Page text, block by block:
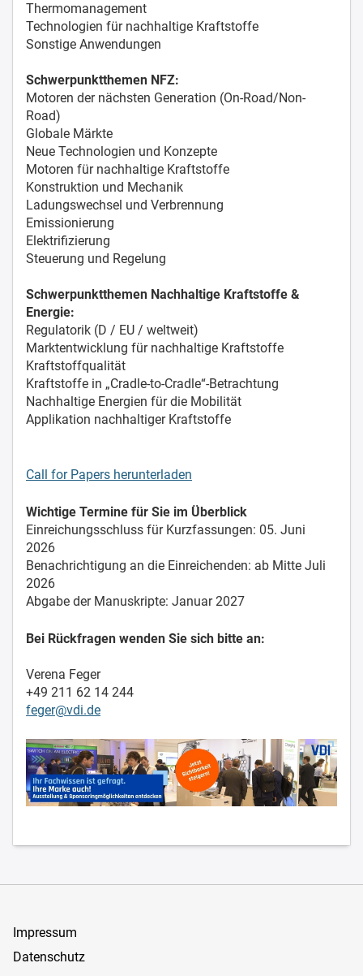
Thermomanagement
Technologien für nachhaltige Kraftstoffe
Sonstige Anwendungen
Schwerpunktthemen NFZ:
Motoren der nächsten Generation (On-Road/Non-
Road)
Globale Märkte
Neue Technologien und Konzepte
Motoren für nachhaltige Kraftstoffe
Konstruktion und Mechanik
Ladungswechsel und Verbrennung
Emissionierung
Elektrifizierung
Steuerung und Regelung
Schwerpunktthemen Nachhaltige Kraftstoffe &
Energie:
Regulatorik (D / EU / weltweit)
Marktentwicklung für nachhaltige Kraftstoffe
Kraftstoffqualität
Kraftstoffe in „Cradle-to-Cradle“-Betrachtung
Nachhaltige Energien für die Mobilität
Applikation nachhaltiger Kraftstoffe
Call for Papers herunterladen
Wichtige Termine für Sie im Überblick
Einreichungsschluss für Kurzfassungen: 05. Juni
2026
Benachrichtigung an die Einreichenden: ab Mitte Juli
2026
Abgabe der Manuskripte: Januar 2027
Bei Rückfragen wenden Sie sich bitte an:
Verena Feger
+49 211 62 14 244
feger@vdi.de
Impressum
Datenschutz